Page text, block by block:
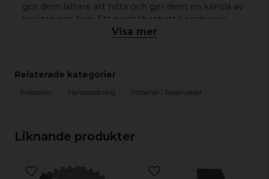
Liknande produkter
gör dem lättare att hitta och ger dem en känsla av
kvalitet och färg. Ett perfekt set att kombinera
med DAA Reloading-Press Tool Holder.
Visa mer
Relaterade kategorier
Produkter Handladdning Tillbehör / Reservdelar